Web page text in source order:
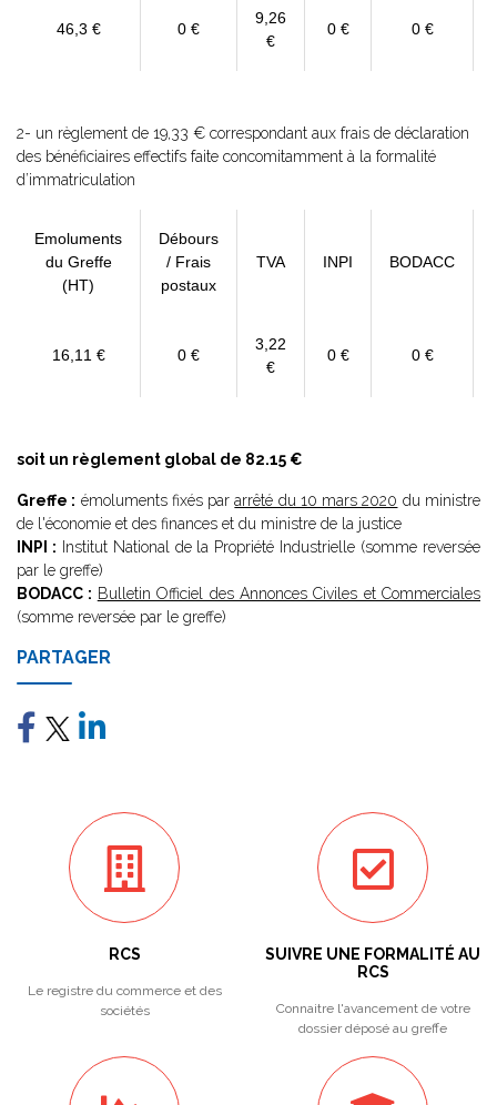
46,3 € 0 €
9,26
€
0 € 0 €
2- un règlement de 19,33 € correspondant aux frais de déclaration
des bénéficiaires effectifs faite concomitamment à la formalité
d’immatriculation
Emoluments
du Greffe
(HT)
Débours
/ Frais
postaux
TVA INPI BODACC
16,11 € 0 €
3,22
€
0 € 0 €
soit un règlement global de 82.15 €
Greffe : émoluments fixés pararrêté du 10 mars 2020 du ministre
de l'économie et des finances et du ministre de la justice
INPI : Institut National de la Propriété Industrielle (somme reversée
par le greffe)
BODACC : Bulletin Officiel des Annonces Civiles et Commerciales
(somme reversée par le greffe)
PARTAGER
RCS
Le registre du commerce et des
sociétés
SUIVRE UNE FORMALITÉ AU
RCS
Connaitre l'avancement de votre
dossier déposé au greffe